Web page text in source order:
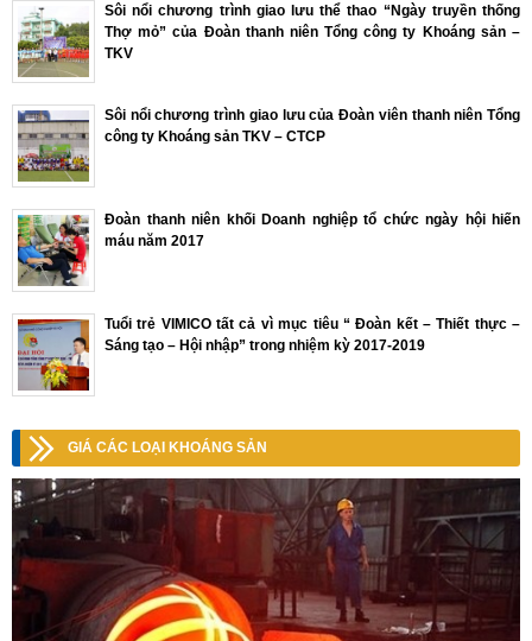
Sôi nổi chương trình giao lưu thể thao “Ngày truyền thống
Thợ mỏ” của Đoàn thanh niên Tổng công ty Khoáng sản –
TKV
Sôi nổi chương trình giao lưu của Đoàn viên thanh niên Tổng
công ty Khoáng sản TKV – CTCP
Đoàn thanh niên khối Doanh nghiệp tổ chức ngày hội hiến
máu năm 2017
Tuổi trẻ VIMICO tất cả vì mục tiêu “ Đoàn kết – Thiết thực –
Sáng tạo – Hội nhập” trong nhiệm kỳ 2017-2019
GIÁ CÁC LOẠI KHOÁNG SẢN